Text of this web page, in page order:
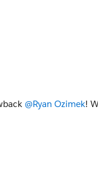
@Ryan Ozimek!